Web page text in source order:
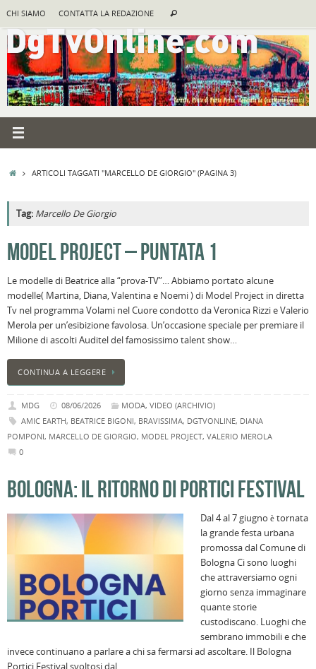
contenuto
CHI SIAMO CONTATTA LA REDAZIONE Cerca
HOMEARTICOLI TAGGATI "MARCELLO DE GIORGIO"(PAGINA 3)
Tag: Marcello De Giorgio
MODEL PROJECT – PUNTATA 1
Le modelle di Beatrice alla “prova-TV”… Abbiamo portato alcune
modelle( Martina, Diana, Valentina e Noemi ) di Model Project in diretta
Tv nel programma Volami nel Cuore condotto da Veronica Rizzi e Valerio
Merola per un’esibizione favolosa. Un’occasione speciale per premiare il
Milione di ascolti Auditel del famosissimo talent show…
CONTINUA A LEGGERE
MDG 08/06/2026 MODA, VIDEO (ARCHIVIO)
AMIC EARTH, BEATRICE BIGONI, BRAVISSIMA, DGTVONLINE, DIANA
POMPONI, MARCELLO DE GIORGIO, MODEL PROJECT, VALERIO MEROLA
0
BOLOGNA: IL RITORNO DI PORTICI FESTIVAL
Dal 4 al 7 giugno è tornata
la grande festa urbana
promossa dal Comune di
Bologna Ci sono luoghi
che attraversiamo ogni
giorno senza immaginare
quante storie
custodiscano. Luoghi che
sembrano immobili e che
invece continuano a parlare a chi sa fermarsi ad ascoltare. Il Bologna